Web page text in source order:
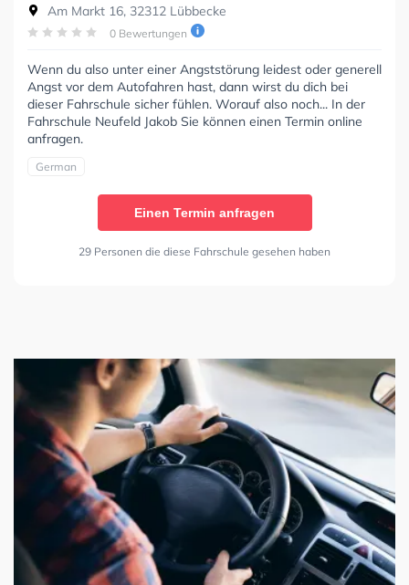
Am Markt 16, 32312 Lübbecke
0 Bewertungen
Wenn du also unter einer Angststörung leidest oder generell
Angst vor dem Autofahren hast, dann wirst du dich bei
dieser Fahrschule sicher fühlen. Worauf also noch... In der
Fahrschule Neufeld Jakob Sie können einen Termin online
anfragen.
German
Einen Termin anfragen
29 Personen die diese Fahrschule gesehen haben